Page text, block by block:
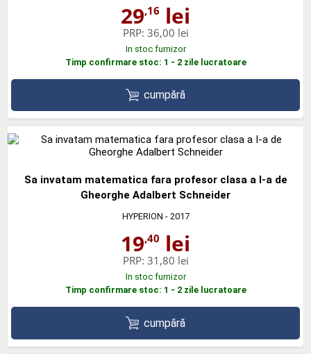
29,16 lei
PRP: 36,00 lei
In stoc furnizor
Timp confirmare stoc: 1 - 2 zile lucratoare
cumpără
Sa invatam matematica fara profesor clasa a I-a de
Gheorghe Adalbert Schneider
HYPERION - 2017
19,40 lei
PRP: 31,80 lei
In stoc furnizor
Timp confirmare stoc: 1 - 2 zile lucratoare
cumpără